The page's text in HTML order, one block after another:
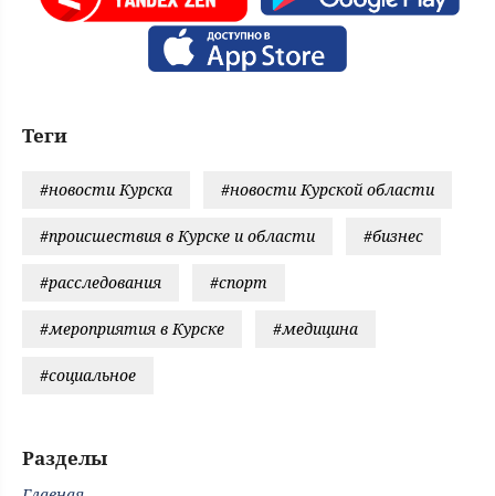
Теги
#новости Курска #новости Курской области
#происшествия в Курске и области #бизнес
#расследования #спорт
#мероприятия в Курске #медицина
#социальное
Разделы